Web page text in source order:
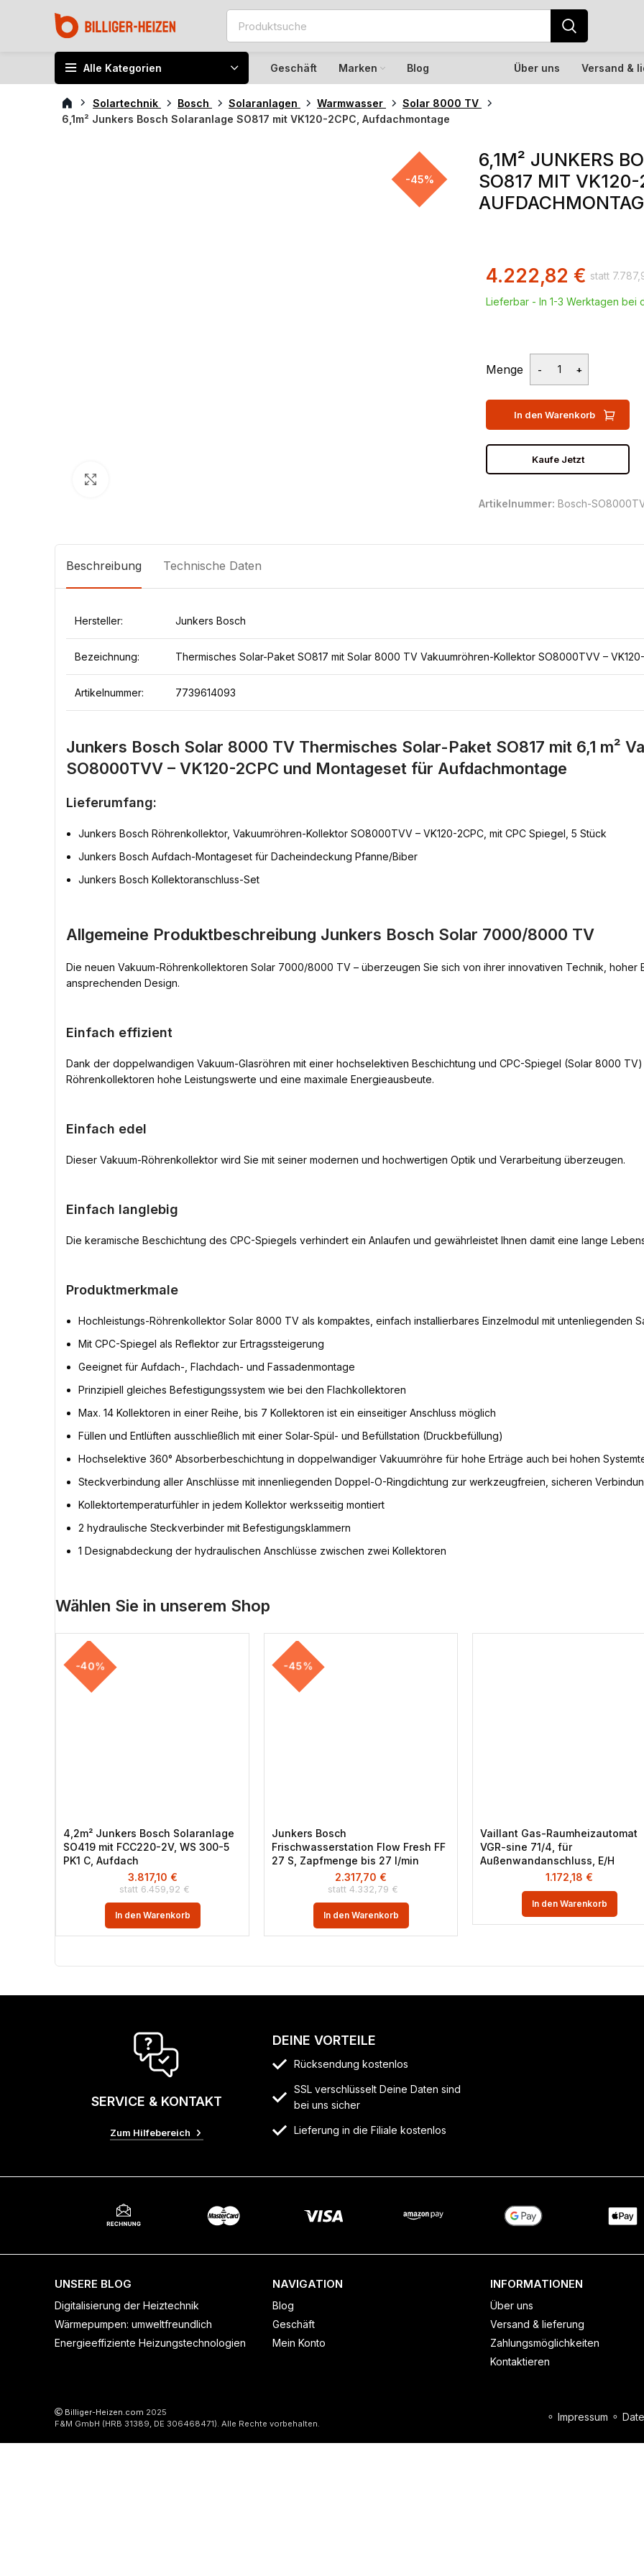
Alle Kategorien Geschäft Marken Blog Über uns Versand &
Solartechnik Bosch Solaranlagen Warmwasser
Solar 8000 TV
6,1m² Junkers Bosch Solaranlage SO817 mit VK120-2CPC, Aufdachmontage
-45%
6,1M² JUNKERS
SO817 MIT VK120-
4.222,82 €
Lieferbar - In 1-3 Werktagen bei
Menge
In den Warenkorb
Kaufe Jetzt
Artikelnummer: Bosch-
Beschreibung Technische Daten
Hersteller: Junkers Bosch
Bezeichnung: Thermisches Solar-Paket SO817 mit Solar 8000 TV Vakuumröhren-Kollektor SO8000TVV –
Artikelnummer: 7739614093
Junkers Bosch Solar 8000 TV Thermisches Solar-Paket SO817 mit 6,1 m²
SO8000TVV – VK120-2CPC und Montageset für Aufdachmontage
Lieferumfang:
Junkers Bosch Röhrenkollektor, Vakuumröhren-Kollektor SO8000TVV – VK120-2CPC, mit CPC Spiegel, 5 Stück
Junkers Bosch Aufdach-Montageset für Dacheindeckung Pfanne/Biber
Junkers Bosch Kollektoranschluss-Set
Allgemeine Produktbeschreibung Junkers Bosch Solar 7000/8000 TV
Die neuen Vakuum-Röhrenkollektoren Solar 7000/8000 TV – überzeugen Sie sich von ihrer innovativen Technik, hoher
ansprechenden Design.
Einfach effizient
Dank der doppelwandigen Vakuum-Glasröhren mit einer hochselektiven Beschichtung und CPC-Spiegel (Solar 8000
Röhrenkollektoren hohe Leistungswerte und eine maximale Energieausbeute.
Einfach edel
Dieser Vakuum-Röhrenkollektor wird Sie mit seiner modernen und hochwertigen Optik und Verarbeitung überzeugen.
Einfach langlebig
Die keramische Beschichtung des CPC-Spiegels verhindert ein Anlaufen und gewährleistet Ihnen damit eine lange
Produktmerkmale
Hochleistungs-Röhrenkollektor Solar 8000 TV als kompaktes, einfach installierbares Einzelmodul mit untenliegenden
Mit CPC-Spiegel als Reflektor zur Ertragssteigerung
Geeignet für Aufdach-, Flachdach- und Fassadenmontage
Prinzipiell gleiches Befestigungssystem wie bei den Flachkollektoren
Max. 14 Kollektoren in einer Reihe, bis 7 Kollektoren ist ein einseitiger Anschluss möglich
Füllen und Entlüften ausschließlich mit einer Solar-Spül- und Befüllstation (Druckbefüllung)
Hochselektive 360° Absorberbeschichtung in doppelwandiger Vakuumröhre für hohe Erträge auch bei hohen
Steckverbindung aller Anschlüsse mit innenliegenden Doppel-O-Ringdichtung zur werkzeugfreien, sicheren
Kollektortemperaturfühler in jedem Kollektor werksseitig montiert
2 hydraulische Steckverbinder mit Befestigungsklammern
1 Designabdeckung der hydraulischen Anschlüsse zwischen zwei Kollektoren
Wählen Sie in unserem Shop
-40%
4,2m² Junkers Bosch Solaranlage
SO419 mit FCC220-2V, WS 300-5
PK1 C, Aufdach
6.459,92 €
3.817,10 €
In den Warenkorb
-45%
Junkers Bosch
Frischwasserstation Flow Fresh FF
27 S, Zapfmenge bis 27 l/min
4.332,79 €
2.317,70 €
In den Warenkorb
Vaillant Gas-Raumheizautomat
VGR-sine 71/4, für
Außenwandanschluss, E/H
1.172,18 €
In den Warenkorb
SERVICE & KONTAKT
Zum Hilfebereich
DEINE VORTEILE
Rücksendung kostenlos
SSL verschlüsselt Deine Daten sind
bei uns sicher
Lieferung in die Filiale kostenlos
UNSERE BLOG
Digitalisierung der Heiztechnik
Wärmepumpen: umweltfreundlich
Energieeffiziente Heizungstechnologien
NAVIGATION
Blog
Geschäft
Mein Konto
INFORMATIONEN
Über uns
Versand & lieferung
Zahlungsmöglichkeiten
Kontaktieren
Billiger-Heizen.com 2025
F&M GmbH (HRB 31389, DE 306468471). Alle Rechte vorbehalten.
⚬ Impressum ⚬